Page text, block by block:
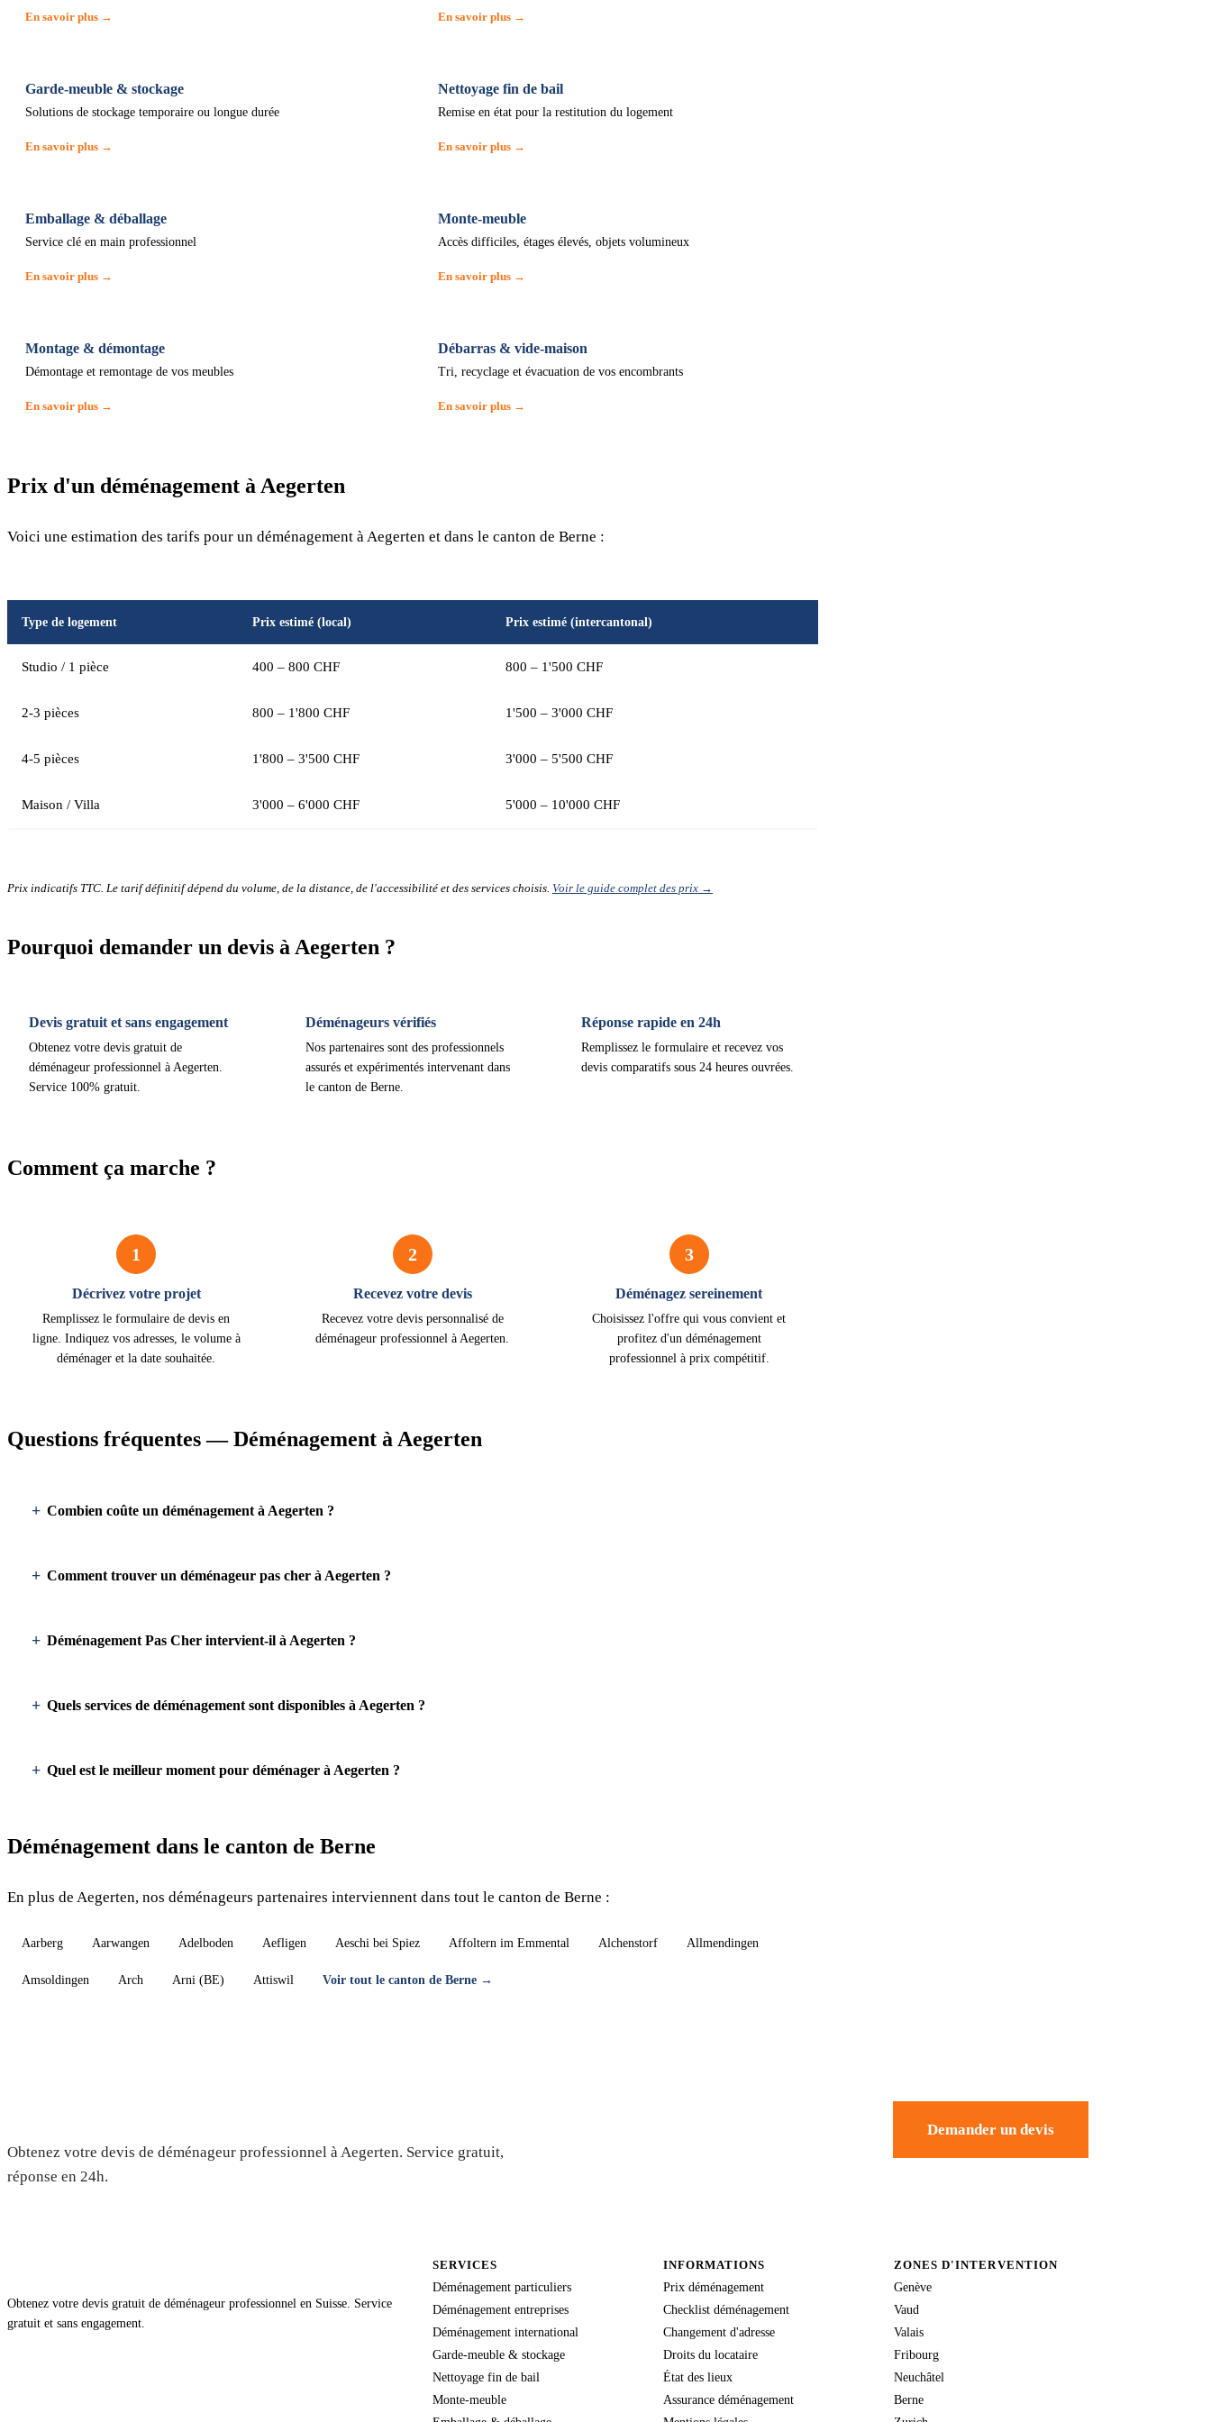
En savoir plus → En savoir plus →
Garde-meuble & stockage
Solutions de stockage temporaire ou longue durée
En savoir plus →
Nettoyage fin de bail
Remise en état pour la restitution du logement
En savoir plus →
Emballage & déballage
Service clé en main professionnel
En savoir plus →
Monte-meuble
Accès difficiles, étages élevés, objets volumineux
En savoir plus →
Montage & démontage
Démontage et remontage de vos meubles
En savoir plus →
Débarras & vide-maison
Tri, recyclage et évacuation de vos encombrants
En savoir plus →
Prix d'un déménagement à Aegerten
Voici une estimation des tarifs pour un déménagement à Aegerten et dans le canton de Berne :
Type de logement Prix estimé (local) Prix estimé (intercantonal)
Studio / 1 pièce 400 – 800 CHF 800 – 1'500 CHF
2-3 pièces 800 – 1'800 CHF 1'500 – 3'000 CHF
4-5 pièces 1'800 – 3'500 CHF 3'000 – 5'500 CHF
Maison / Villa 3'000 – 6'000 CHF 5'000 – 10'000 CHF
Prix indicatifs TTC. Le tarif définitif dépend du volume, de la distance, de l'accessibilité et des services choisis. Voir le guide complet des prix →
Pourquoi demander un devis à Aegerten ?
Devis gratuit et sans engagement
Obtenez votre devis gratuit de
déménageur professionnel à Aegerten.
Service 100% gratuit.
Déménageurs vérifiés
Nos partenaires sont des professionnels
assurés et expérimentés intervenant dans
le canton de Berne.
Réponse rapide en 24h
Remplissez le formulaire et recevez vos
devis comparatifs sous 24 heures ouvrées.
Comment ça marche ?
1
Décrivez votre projet
Remplissez le formulaire de devis en
ligne. Indiquez vos adresses, le volume à
déménager et la date souhaitée.
2
Recevez votre devis
Recevez votre devis personnalisé de
déménageur professionnel à Aegerten.
3
Déménagez sereinement
Choisissez l'offre qui vous convient et
profitez d'un déménagement
professionnel à prix compétitif.
Questions fréquentes — Déménagement à Aegerten
Combien coûte un déménagement à Aegerten ?
Comment trouver un déménageur pas cher à Aegerten ?
Déménagement Pas Cher intervient-il à Aegerten ?
Quels services de déménagement sont disponibles à Aegerten ?
Quel est le meilleur moment pour déménager à Aegerten ?
Déménagement dans le canton de Berne
En plus de Aegerten, nos déménageurs partenaires interviennent dans tout le canton de Berne :
Aarberg Aarwangen Adelboden Aefligen Aeschi bei Spiez Affoltern im Emmental Alchenstorf Allmendingen
Amsoldingen Arch Arni (BE) Attiswil Voir tout le canton de Berne →
Obtenez votre devis de déménageur professionnel à Aegerten. Service gratuit,
réponse en 24h.
Demander un devis
Obtenez votre devis gratuit de déménageur professionnel en Suisse. Service
gratuit et sans engagement.
SERVICES
Déménagement particuliers
Déménagement entreprises
Déménagement international
Garde-meuble & stockage
Nettoyage fin de bail
Monte-meuble
INFORMATIONS
Prix déménagement
Checklist déménagement
Changement d'adresse
Droits du locataire
État des lieux
Assurance déménagement
ZONES D'INTERVENTION
Genève
Vaud
Valais
Fribourg
Neuchâtel
Berne